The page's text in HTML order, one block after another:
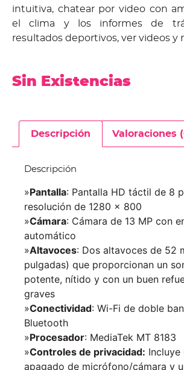
intuitiva, chatear por video con
el clima y los informes de
resultados deportivos, ver videos y
Sin Existencias
Descripción Valoraciones
Descripción
»Pantalla: Pantalla HD táctil de 8
resolución de 1280 x 800
»Cámara: Cámara de 13 MP con
automático
»Altavoces: Dos altavoces de 52
pulgadas) que proporcionan un
potente, nítido y con un buen
graves
»Conectividad: Wi-Fi de doble
Bluetooth
»Procesador: MediaTek MT 8183
»Controles de privacidad:
apagado de micrófono/cámara y